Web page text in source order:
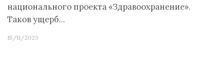
национального проекта «Здравоохранение».
Таков ущерб…
15/11/2023